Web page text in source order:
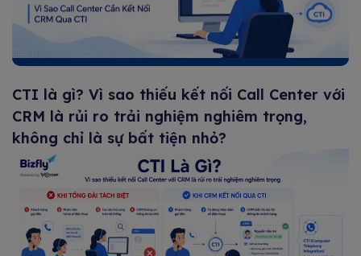
CTI là gì? Vì sao thiếu kết nối Call Center với
CRM là rủi ro trải nghiệm nghiêm trọng,
không chỉ là sự bất tiện nhỏ?